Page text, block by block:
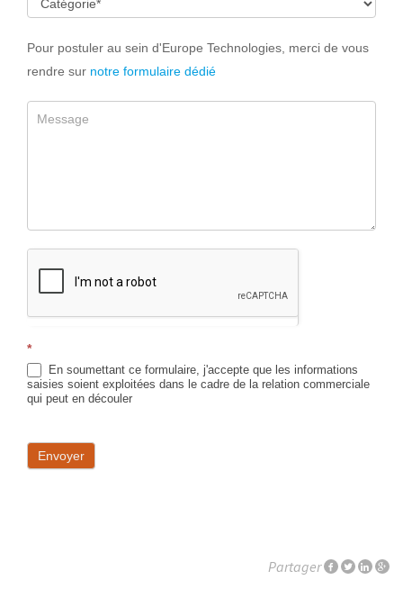
Pour postuler au sein d'Europe Technologies, merci de vous
rendre sur notre formulaire dédié
*
En soumettant ce formulaire, j'accepte que les informations
saisies soient exploitées dans le cadre de la relation commerciale
qui peut en découler
Envoyer
Partager